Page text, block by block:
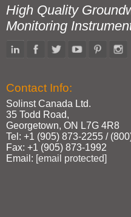
High Quality
Monitoring
Contact Info:
Solinst Canada Ltd.
35 Todd Road,
Georgetown, ON L7G 4R8
Tel: +1 (905) 873‑2255 /
Fax: +1 (905) 873‑1992
Email: [email protected]